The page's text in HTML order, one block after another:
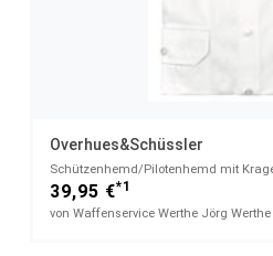
Overhues&Schüssler
Schützenhemd/Pilotenhemd mit
39,95 €*1
von Waffenservice Werthe Jörg Werthe